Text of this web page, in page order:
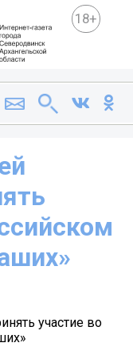
18+
участие во